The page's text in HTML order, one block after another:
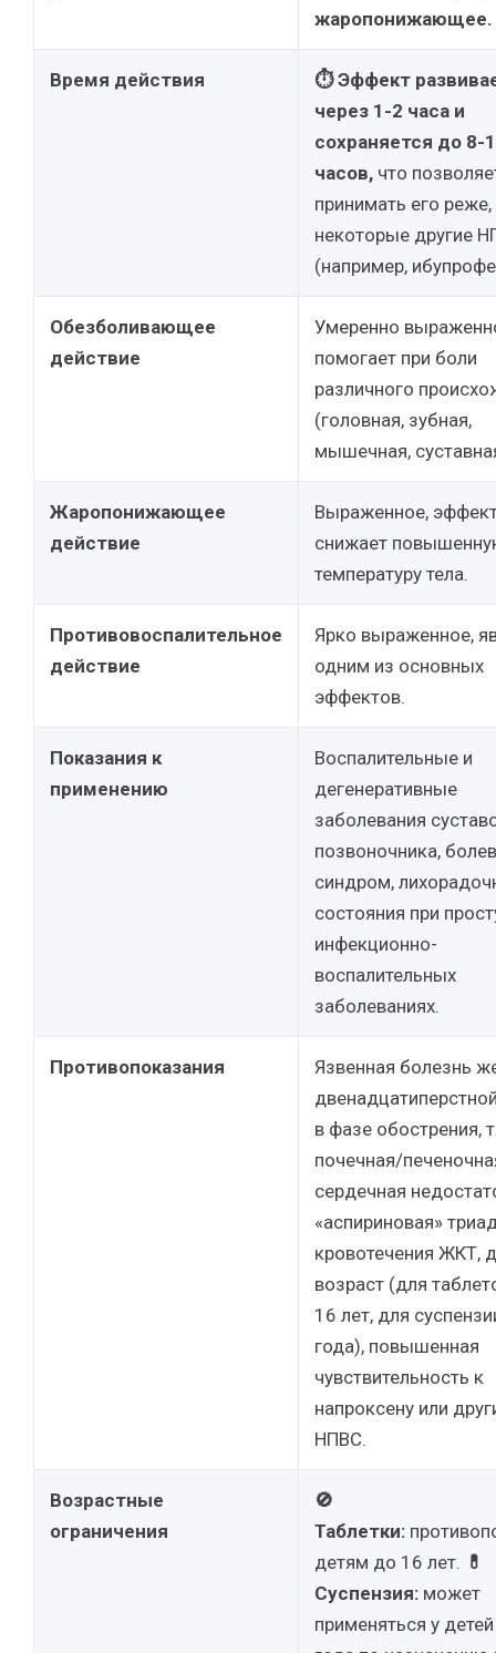
жаропонижающее.
Время действия
⏱ Эффект
через 1-2 часа и
сохраняется до 8-
часов, что
принимать его
некоторые другие
(например,
Обезболивающее
действие
Умеренно
помогает при боли
различного
(головная, зубная,
мышечная,
Жаропонижающее
действие
Выраженное,
снижает
температуру тела.
Противовоспалительное
действие
Ярко выраженное,
одним из основных
эффектов.
Показания к
применению
Воспалительные и
дегенеративные
заболевания
позвоночника,
синдром,
состояния при
инфекционно-
воспалительных
заболеваниях.
Противопоказания
Язвенная болезнь
в фазе обострения,
почечная/
сердечная
«аспириновая»
кровотечения ЖКТ,
возраст (для
16 лет, для
года), повышенная
чувствительность к
напроксену или
НПВС.
Возрастные
ограничения
🚫
Таблетки:
детям до 16 лет. 💊
Суспензия: может
применяться у